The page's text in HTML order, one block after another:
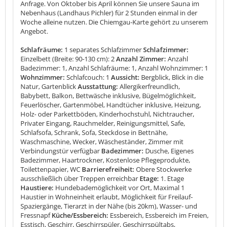
Anfrage. Von Oktober bis April können Sie unsere Sauna im
Nebenhaus (Landhaus Pichler) für 2 Stunden einmal in der
Woche alleine nutzen. Die Chiemgau-Karte gehört zu unserem
Angebot.
Schlafräume: 1 separates SchlafzimmerSchlafzimmer:
Einzelbett (Breite: 90-130 cm): 2Anzahl Zimmer: Anzahl
Badezimmer: 1, Anzahl Schlafräume: 1, Anzahl Wohnzimmer: 1
Wohnzimmer: Schlafcouch: 1 Aussicht: Bergblick, Blick in die
Natur, GartenblickAusstattung: Allergikerfreundlich,
Babybett, Balkon, Bettwäsche inklusive, Bügelmöglichkeit,
Feuerlöscher, Gartenmöbel, Handtücher inklusive, Heizung,
Holz- oder Parkettböden, Kinderhochstuhl, Nichtraucher,
Privater Eingang, Rauchmelder, Reinigungsmittel, Safe,
Schlafsofa, Schrank, Sofa, Steckdose in Bettnähe,
Waschmaschine, Wecker, Wäscheständer, Zimmer mit
Verbindungstür verfügbar Badezimmer: Dusche, Eigenes
Badezimmer, Haartrockner, Kostenlose Pflegeprodukte,
Toilettenpapier, WC Barrierefreiheit: Obere Stockwerke
ausschließlich über Treppen erreichbar Etage: 1. Etage
Haustiere: Hundebademöglichkeit vor Ort, Maximal 1
Haustier in Wohneinheit erlaubt, Möglichkeit für Freilauf-
Spaziergänge, Tierarzt in der Nähe (bis 20km), Wasser- und
FressnapfKüche/Essbereich: Essbereich, Essbereich im Freien,
Esstisch, Geschirr, Geschirrspüler, Geschirrspültabs,